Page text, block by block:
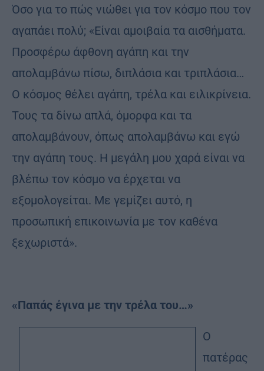
Όσο για το πώς νιώθει για τον κόσμο που τον
αγαπάει πολύ; «Είναι αμοιβαία τα αισθήματα.
Προσφέρω άφθονη αγάπη και την
απολαμβάνω πίσω, διπλάσια και τριπλάσια…
Ο κόσμος θέλει αγάπη, τρέλα και ειλικρίνεια.
Τους τα δίνω απλά, όμορφα και τα
απολαμβάνουν, όπως απολαμβάνω και εγώ
την αγάπη τους. Η μεγάλη μου χαρά είναι να
βλέπω τον κόσμο να έρχεται να
εξομολογείται. Με γεμίζει αυτό, η
προσωπική επικοινωνία με τον καθένα
ξεχωριστά».
«Παπάς έγινα με την τρέλα του…»
Ο
πατέρας